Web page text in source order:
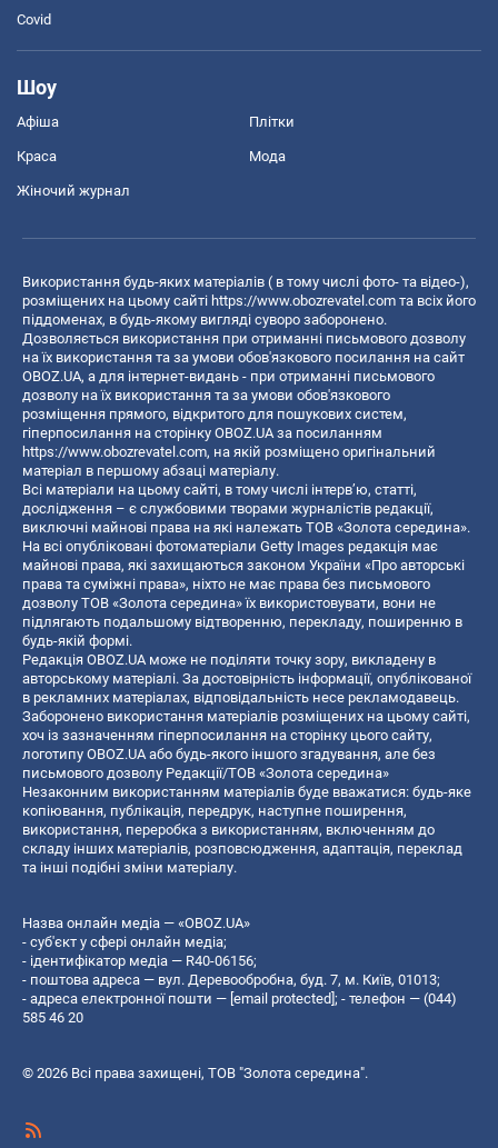
Covid
Шоу
Афіша Плітки
Краса Мода
Жіночий журнал
Використання будь-яких матеріалів ( в тому числі фото- та відео-),
розміщених на цьому сайті https://www.obozrevatel.com та всіх його
піддоменах, в будь-якому вигляді суворо заборонено.
Дозволяється використання при отриманні письмового дозволу
на їх використання та за умови обов'язкового посилання на сайт
OBOZ.UA, а для інтернет-видань - при отриманні письмового
дозволу на їх використання та за умови обов'язкового
розміщення прямого, відкритого для пошукових систем,
гіперпосилання на сторінку OBOZ.UA за посиланням
https://www.obozrevatel.com, на якій розміщено оригінальний
матеріал в першому абзаці матеріалу.
Всі матеріали на цьому сайті, в тому числі інтерв’ю, статті,
дослідження – є службовими творами журналістів редакції,
виключні майнові права на які належать ТОВ «Золота середина».
На всі опубліковані фотоматеріали Getty Images редакція має
майнові права, які захищаються законом України «Про авторські
права та суміжні права», ніхто не має права без письмового
дозволу ТОВ «Золота середина» їх використовувати, вони не
підлягають подальшому відтворенню, перекладу, поширенню в
будь-якій формі.
Редакція OBOZ.UA може не поділяти точку зору, викладену в
авторському матеріалі. За достовірність інформації, опублікованої
в рекламних матеріалах, відповідальність несе рекламодавець.
Заборонено використання матеріалів розміщених на цьому сайті,
хоч із зазначенням гіперпосилання на сторінку цього сайту,
логотипу OBOZ.UA або будь-якого іншого згадування, але без
письмового дозволу Редакції/ТОВ «Золота середина»
Незаконним використанням матеріалів буде вважатися: будь-яке
копiювання, публiкацiя, передрук, наступне поширення,
використання, переробка з використанням, включенням до
складу інших матеріалів, розповсюдження, адаптація, переклад
та інші подібні зміни матеріалу.
Назва онлайн медіа — «OBOZ.UA»
- суб'єкт у сфері онлайн медіа;
- ідентифікатор медіа — R40-06156;
- поштова адреса — вул. Деревообробна, буд. 7, м. Київ, 01013;
- адреса електронної пошти — [email protected]; - телефон — (044)
585 46 20
© 2026 Всі права захищені, ТОВ "Золота середина".